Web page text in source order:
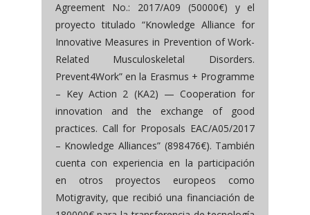
Agreement No.: 2017/A09 (50000€) y el
proyecto titulado “Knowledge Alliance for
Innovative Measures in Prevention of Work-
Related Musculoskeletal Disorders.
Prevent4Work” en la Erasmus + Programme
– Key Action 2 (KA2) — Cooperation for
innovation and the exchange of good
practices. Call for Proposals EAC/A05/2017
– Knowledge Alliances” (898476€). También
cuenta con experiencia en la participación
en otros proyectos europeos como
Motigravity, que recibió una financiación de